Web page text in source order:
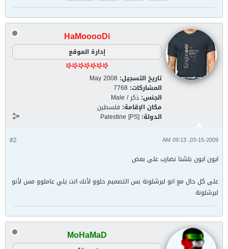
HaMooooDi
إدارة الموقع
تاريخ التسجيل: May 2008
المشاركات: 7768
الجنس: ذكر / Male
مكان الإقامة: فلسطين
الدولة: Palestine [PS]
#2 03-15-2009, 09:13 AM
ايون ايون بلشنا نضارب على بعض
على كل حال مع انو لبرشلونة بس التصميم حلوو لأنك انت يلي عاملوو مس لأنو
لبرشلونة
MoHaMaD